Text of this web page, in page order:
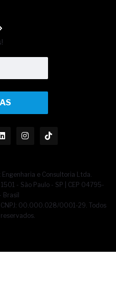
e Consultoria Ltda.
- São Paulo - SP | CEP 04795-
CNPJ: 00.000.028/0001-29. Todos